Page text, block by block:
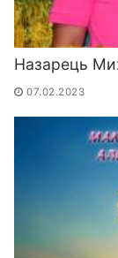
Назарець
07.02.2023